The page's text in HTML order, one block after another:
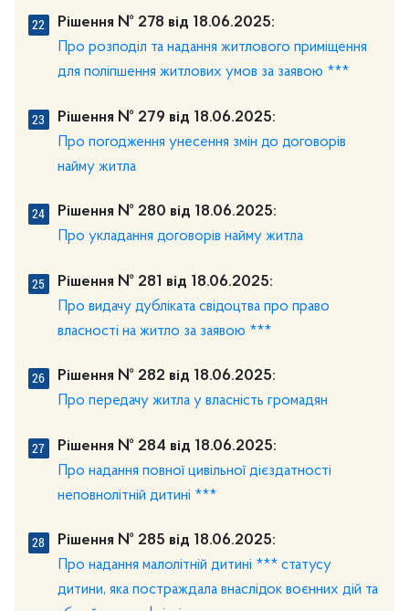
Рішення № 278 від 18.06.2025:
Про розподіл та надання житлового приміщення
для поліпшення житлових умов за заявою ***
Рішення № 279 від 18.06.2025:
Про погодження унесення змін до договорів
найму житла
Рішення № 280 від 18.06.2025:
Про укладання договорів найму житла
Рішення № 281 від 18.06.2025:
Про видачу дубліката свідоцтва про право
власності на житло за заявою ***
Рішення № 282 від 18.06.2025:
Про передачу житла у власність громадян
Рішення № 284 від 18.06.2025:
Про надання повної цивільної дієздатності
неповнолітній дитині ***
Рішення № 285 від 18.06.2025:
Про надання малолітній дитині *** статусу
дитини, яка постраждала внаслідок воєнних дій та